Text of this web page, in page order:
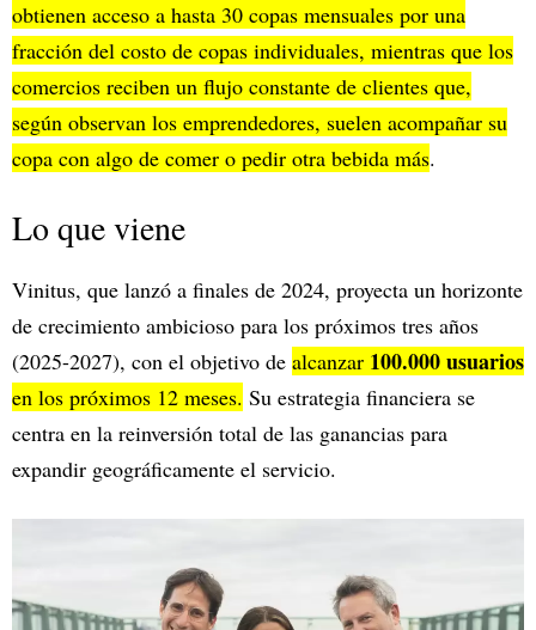
obtienen acceso a hasta 30 copas mensuales por una
fracción del costo de copas individuales, mientras que los
comercios reciben un flujo constante de clientes que,
según observan los emprendedores, suelen acompañar su
copa con algo de comer o pedir otra bebida más.
Lo que viene
Vinitus, que lanzó a finales de 2024, proyecta un horizonte
de crecimiento ambicioso para los próximos tres años
(2025-2027), con el objetivo de alcanzar 100.000 usuarios
en los próximos 12 meses. Su estrategia financiera se
centra en la reinversión total de las ganancias para
expandir geográficamente el servicio.